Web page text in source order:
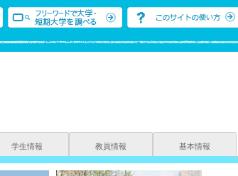
学生情報 教員情報 基本情報